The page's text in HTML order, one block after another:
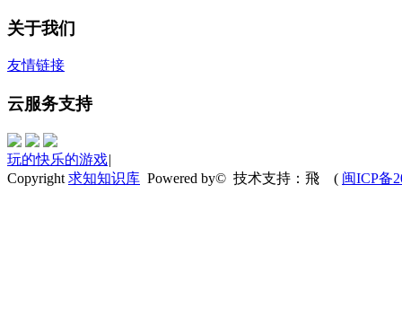
关于我们
友情链接
云服务支持
玩的快乐的游戏|
Copyright 求知知识库 Powered by© 技术支持：飛 ( 闽ICP备